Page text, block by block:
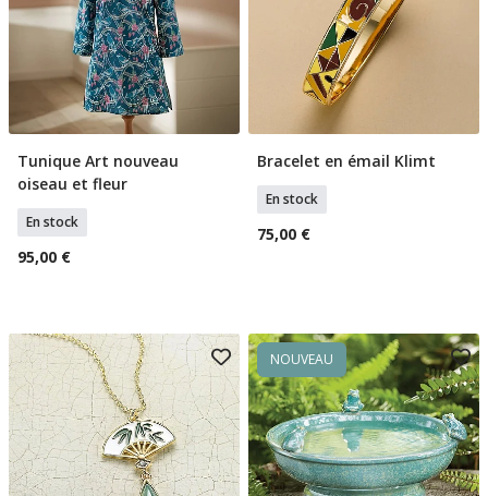
Sélectionner Tailles
Tunique Art nouveau
oiseau et fleur
En stock
95,00 €
Ajouter Au Panier
Bracelet en émail Klimt
En stock
75,00 €
NOUVEAU